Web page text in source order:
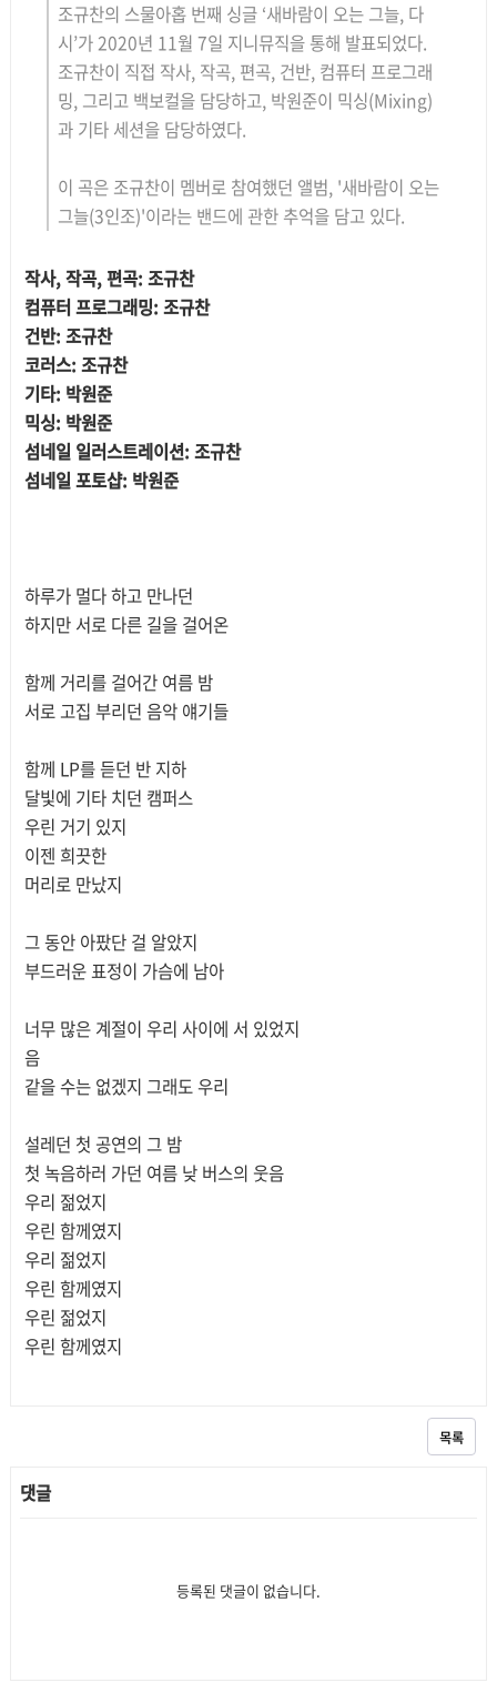
조규찬의 스물아홉 번째 싱글 ‘새바람이 오는 그늘, 다
시’가 2020년 11월 7일 지니뮤직을 통해 발표되었다.
조규찬이 직접 작사, 작곡, 편곡, 건반, 컴퓨터 프로그래
밍, 그리고 백보컬을 담당하고, 박원준이 믹싱(Mixing)
과 기타 세션을 담당하였다.
이 곡은 조규찬이 멤버로 참여했던 앨범, '새바람이 오는
그늘(3인조)'이라는 밴드에 관한 추억을 담고 있다.
작사, 작곡, 편곡: 조규찬
컴퓨터 프로그래밍: 조규찬
건반: 조규찬
코러스: 조규찬
기타: 박원준
믹싱: 박원준
섬네일 일러스트레이션: 조규찬
섬네일 포토샵: 박원준
하루가 멀다 하고 만나던
하지만 서로 다른 길을 걸어온
함께 거리를 걸어간 여름 밤
서로 고집 부리던 음악 얘기들
함께 LP를 듣던 반 지하
달빛에 기타 치던 캠퍼스
우린 거기 있지
이젠 희끗한
머리로 만났지
그 동안 아팠단 걸 알았지
부드러운 표정이 가슴에 남아
너무 많은 계절이 우리 사이에 서 있었지
음
같을 수는 없겠지 그래도 우리
설레던 첫 공연의 그 밤
첫 녹음하러 가던 여름 낮 버스의 웃음
우리 젊었지
우린 함께였지
우리 젊었지
우린 함께였지
우린 젊었지
우린 함께였지
목록
댓글
등록된 댓글이 없습니다.